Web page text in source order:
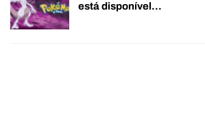
está disponível…